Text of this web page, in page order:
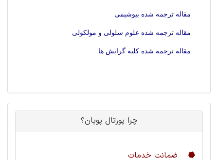
مقاله ترجمه شده بیوشیمی
مقاله ترجمه شده علوم سلولی و مولکولی
مقاله ترجمه شده کلیه گرایش ها
چرا پورتال پویان؟
ضمانت خدمات